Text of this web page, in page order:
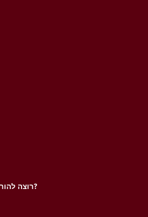
רוצה להוריד את האפליקציה?